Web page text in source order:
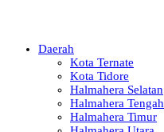
Daerah
Kota Ternate
Kota Tidore
Halmahera Selatan
Halmahera Tengah
Halmahera Timur